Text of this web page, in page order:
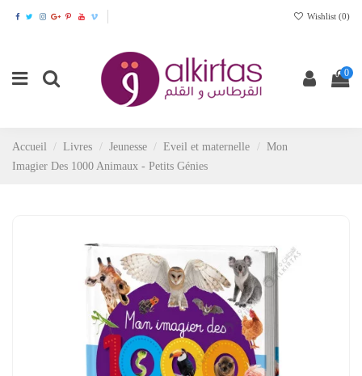
Wishlist (0)
0
Accueil Livres Jeunesse Eveil et maternelle
Mon
Imagier Des 1000 Animaux - Petits Génies